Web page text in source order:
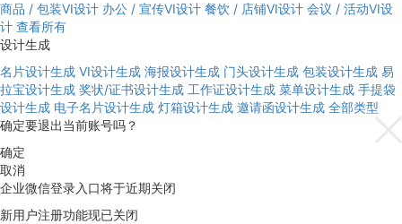
商品 / 包装VI设计 办公 / 宣传VI设计 餐饮 / 店铺VI设计 会议 / 活动VI设
计 查看所有
设计生成
名片设计生成 VI设计生成 海报设计生成 门头设计生成 包装设计生成 易
拉宝设计生成 奖状/证书设计生成 工作证设计生成 菜单设计生成 手提袋
设计生成 电子名片设计生成 灯箱设计生成 邀请函设计生成 全部类型
确定要退出当前账号吗？
确定
取消
企业微信登录入口将于近期关闭
新用户注册功能现已关闭